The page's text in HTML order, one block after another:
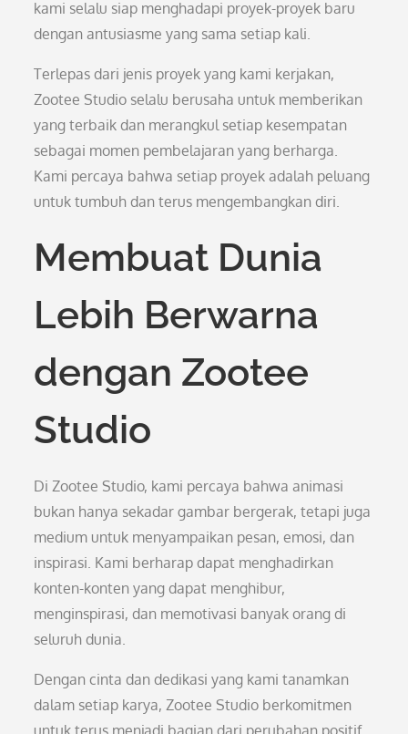
kami selalu siap menghadapi proyek-proyek baru
dengan antusiasme yang sama setiap kali.
Terlepas dari jenis proyek yang kami kerjakan,
Zootee Studio selalu berusaha untuk memberikan
yang terbaik dan merangkul setiap kesempatan
sebagai momen pembelajaran yang berharga.
Kami percaya bahwa setiap proyek adalah peluang
untuk tumbuh dan terus mengembangkan diri.
Membuat Dunia
Lebih Berwarna
dengan Zootee
Studio
Di Zootee Studio, kami percaya bahwa animasi
bukan hanya sekadar gambar bergerak, tetapi juga
medium untuk menyampaikan pesan, emosi, dan
inspirasi. Kami berharap dapat menghadirkan
konten-konten yang dapat menghibur,
menginspirasi, dan memotivasi banyak orang di
seluruh dunia.
Dengan cinta dan dedikasi yang kami tanamkan
dalam setiap karya, Zootee Studio berkomitmen
untuk terus menjadi bagian dari perubahan positif